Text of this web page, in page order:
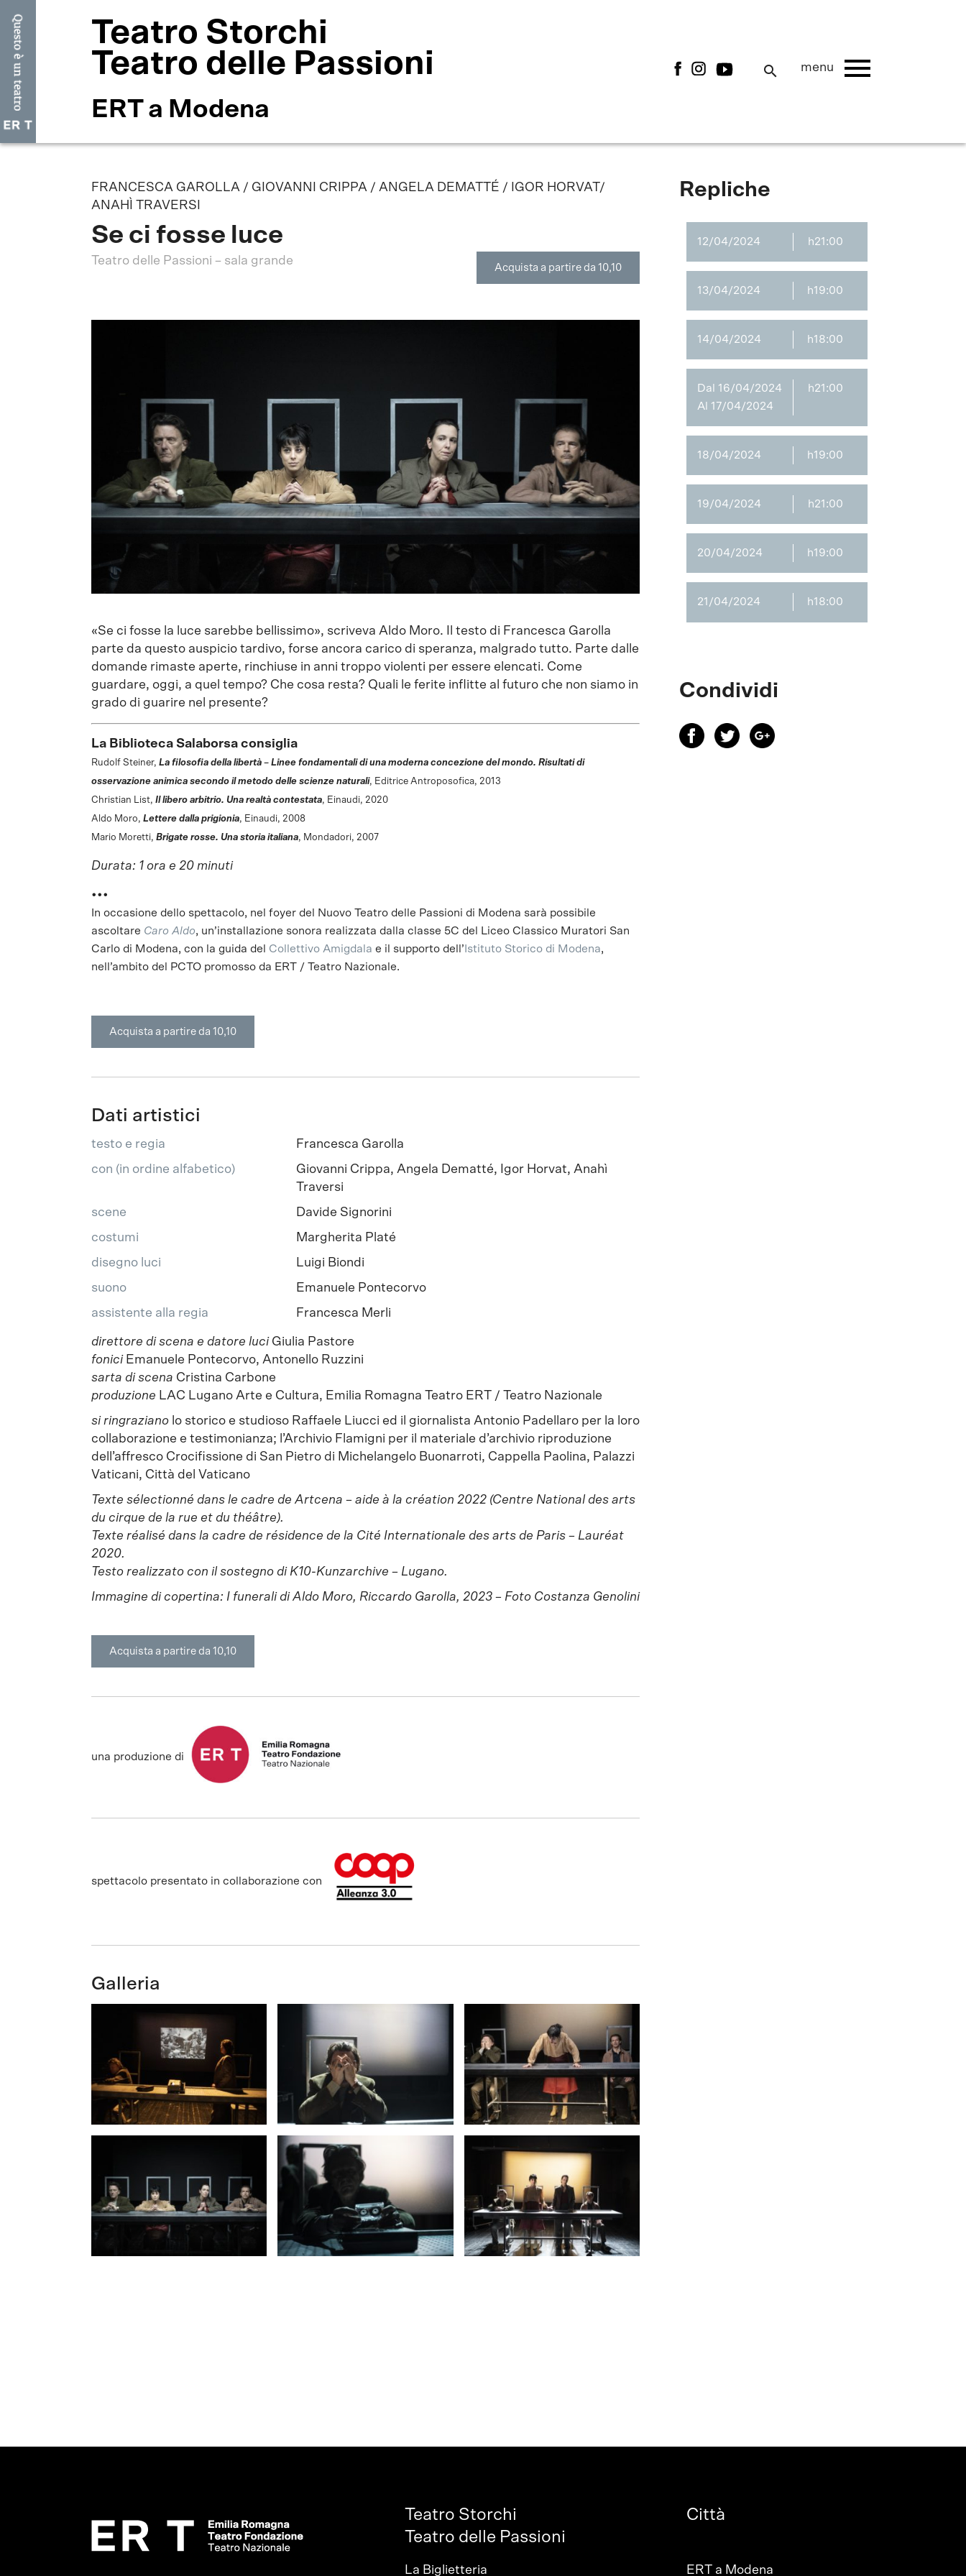
Teatro Storchi
Teatro delle Passioni
ERT a Modena
search menu menu
FRANCESCA GAROLLA / GIOVANNI CRIPPA / ANGELA DEMATTÉ / IGOR HORVAT/
ANAHÌ TRAVERSI
Se ci fosse luce
Teatro delle Passioni – sala grande
Acquista a partire da 10,10
«Se ci fosse la luce sarebbe bellissimo», scriveva Aldo Moro. Il testo di Francesca Garolla
parte da questo auspicio tardivo, forse ancora carico di speranza, malgrado tutto. Parte dalle
domande rimaste aperte, rinchiuse in anni troppo violenti per essere elencati. Come
guardare, oggi, a quel tempo? Che cosa resta? Quali le ferite inflitte al futuro che non siamo in
grado di guarire nel presente?
La Biblioteca Salaborsa consiglia
Rudolf Steiner, La filosofia della libertà – Linee fondamentali di una moderna concezione del mondo. Risultati di
osservazione animica secondo il metodo delle scienze naturali, Editrice Antroposofica, 2013
Christian List, Il libero arbitrio. Una realtà contestata, Einaudi, 2020
Aldo Moro, Lettere dalla prigionia, Einaudi, 2008
Mario Moretti, Brigate rosse. Una storia italiana, Mondadori, 2007
Durata: 1 ora e 20 minuti
•••
In occasione dello spettacolo, nel foyer del Nuovo Teatro delle Passioni di Modena sarà possibile
ascoltare Caro Aldo, un’installazione sonora realizzata dalla classe 5C del Liceo Classico Muratori San
Carlo di Modena, con la guida del Collettivo Amigdala e il supporto dell’ Istituto Storico di Modena,
nell’ambito del PCTO promosso da ERT / Teatro Nazionale.
Acquista a partire da 10,10
Dati artistici
testo e regia
Francesca Garolla
con (in ordine alfabetico)
Giovanni Crippa, Angela Dematté, Igor Horvat, Anahì
Traversi
scene
Davide Signorini
costumi
Margherita Platé
disegno luci
Luigi Biondi
suono
Emanuele Pontecorvo
assistente alla regia
Francesca Merli
direttore di scena e datore luci Giulia Pastore
fonici Emanuele Pontecorvo, Antonello Ruzzini
sarta di scena Cristina Carbone
produzione LAC Lugano Arte e Cultura, Emilia Romagna Teatro ERT / Teatro Nazionale
si ringraziano lo storico e studioso Raffaele Liucci ed il giornalista Antonio Padellaro per la loro
collaborazione e testimonianza; l’Archivio Flamigni per il materiale d’archivio riproduzione
dell’affresco Crocifissione di San Pietro di Michelangelo Buonarroti, Cappella Paolina, Palazzi
Vaticani, Città del Vaticano
Texte sélectionné dans le cadre de Artcena – aide à la création 2022 (Centre National des arts
du cirque de la rue et du théâtre).
Texte réalisé dans la cadre de résidence de la Cité Internationale des arts de Paris – Lauréat
2020.
Testo realizzato con il sostegno di K10-Kunzarchive – Lugano.
Immagine di copertina: I funerali di Aldo Moro, Riccardo Garolla, 2023 – Foto Costanza Genolini
Acquista a partire da 10,10
una produzione di
spettacolo presentato in collaborazione con
Galleria
Repliche
12/04/2024 h21:00
13/04/2024 h19:00
14/04/2024 h18:00
Dal 16/04/2024
Al 17/04/2024
h21:00
18/04/2024 h19:00
19/04/2024 h21:00
20/04/2024 h19:00
21/04/2024 h18:00
Condividi
Teatro Storchi
Teatro delle Passioni
La Biglietteria
Città
ERT a Modena